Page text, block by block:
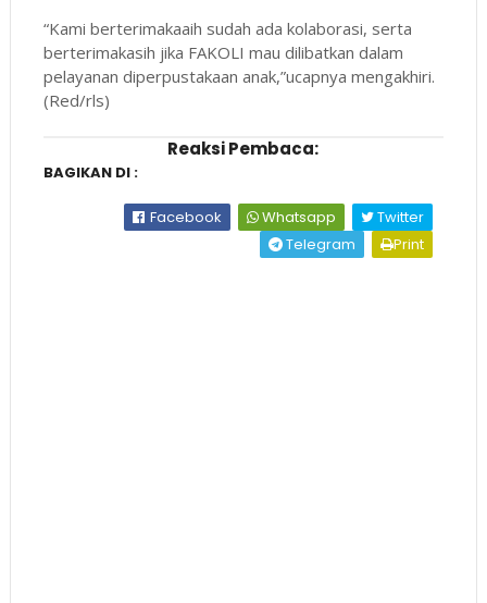
“Kami berterimakaaih sudah ada kolaborasi, serta
berterimakasih jika FAKOLI mau dilibatkan dalam
pelayanan diperpustakaan anak,”ucapnya mengakhiri.
(Red/rls)
Reaksi Pembaca:
BAGIKAN DI :
Facebook Whatsapp
Twitter
Telegram
Print